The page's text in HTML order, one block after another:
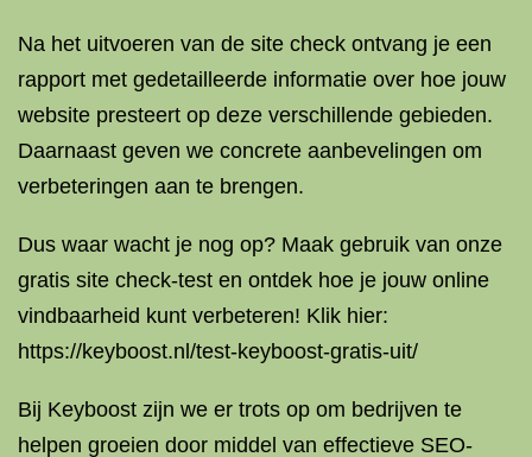
Na het uitvoeren van de site check ontvang je een
rapport met gedetailleerde informatie over hoe jouw
website presteert op deze verschillende gebieden.
Daarnaast geven we concrete aanbevelingen om
verbeteringen aan te brengen.
Dus waar wacht je nog op? Maak gebruik van onze
gratis site check-test en ontdek hoe je jouw online
vindbaarheid kunt verbeteren! Klik hier:
https://keyboost.nl/test-keyboost-gratis-uit/
Bij Keyboost zijn we er trots op om bedrijven te
helpen groeien door middel van effectieve SEO-